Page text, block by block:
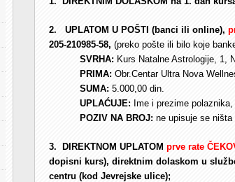
2. UPLATOM U POŠTI (banci ili online),
205-210985-58, (preko pošte ili bilo koje
SVRHA: Kurs Natalne Astrologije, 1,
PRIMA: Obr.Centar Ultra Nova
SUMA: 5.000,00 din.
UPLAĆUJE: Ime i prezime
POZIV NA BROJ: ne upisuje se
3. DIREKTNOM UPLATOM prve rate
dopisni kurs), direktnim dolaskom u
centru (kod Jevrejske ulice);